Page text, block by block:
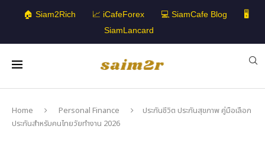
🏠 Siam2Rich 📈 iCafeForex 💻 SiamCafe Blog
🖥️
SiamLancard
Home Personal Finance
ประกันชีวิต ประกันสุขภาพ คู่มือเลือก
ประกันสำหรับคนไทยวัยทำงาน 2026